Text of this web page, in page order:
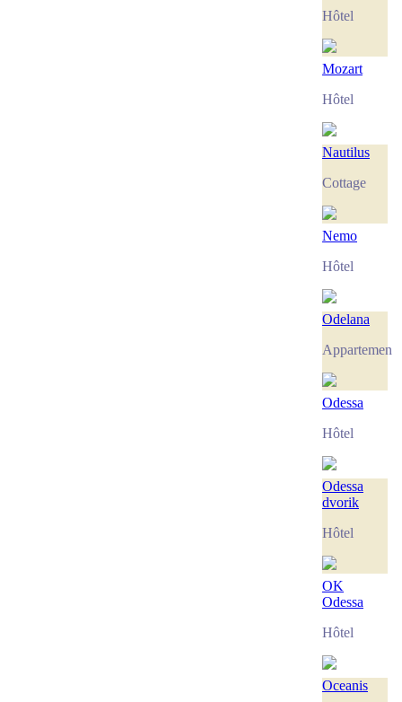
Hôtel
Mozart
Hôtel
Nautilus
Cottage
Nemo
Hôtel
Odelana
Appartement
Odessa
Hôtel
Odessa
dvorik
Hôtel
OK
Odessa
Hôtel
Oceanis